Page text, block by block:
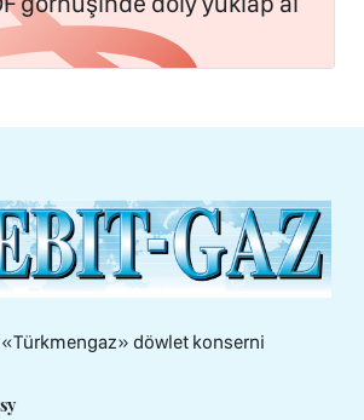
döwlet konserni